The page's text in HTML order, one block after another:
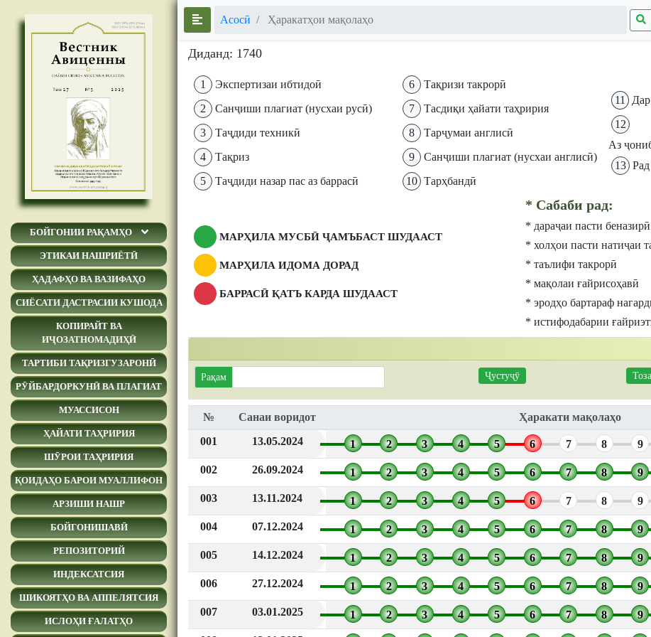
БОЙГОНИИ РАҚАМҲО
ЭТИКАИ НАШРИЁТӢ
ҲАДАФҲО ВА ВАЗИФАҲО
СИЁСАТИ ДАСТРАСИИ КУШОДА
КОПИРАЙТ ВА
ИҶОЗАТНОМАДИҲӢ
ТАРТИБИ ТАҚРИЗГУЗАРОНӢ
РӮЙБАРДОРКУНӢ ВА ПЛАГИАТ
МУАССИСОН
ҲАЙАТИ ТАҲРИРИЯ
ШӮРОИ ТАҲРИРИЯ
ҚОИДАҲО БАРОИ МУАЛЛИФОН
АРЗИШИ НАШР
БОЙГОНИШАВӢ
РЕПОЗИТОРИЙ
ИНДЕКСАТСИЯ
ШИКОЯТҲО ВА АППЕЛЯТСИЯ
ИСЛОҲИ ҒАЛАТҲО
Асосӣ Ҳаракатҳои мақолаҳо
Диданд: 1740
1
Экспертизаи ибтидоӣ
2
Санҷиши плагиат (нусхаи русӣ)
3
Таҷдиди техникӣ
4
Тақриз
5
Таҷдиди назар пас аз баррасӣ
6
Тақризи такрорӣ
7
Тасдиқи ҳайати таҳририя
8
Тарҷумаи англисӣ
9
Санҷиши плагиат (нусхаи англисӣ)
10 Тарҳбандӣ
11
12
Аз
13
МАРҲИЛА МУСБӢ ҶАМЪБАСТ ШУДААСТ
МАРҲИЛА ИДОМА ДОРАД
БАРРАСӢ ҚАТЪ КАРДА ШУДААСТ
* Сабаби рад:
* дараҷаи пасти беназирӣ
* холҳои пасти натиҷаи
* таълифи такрорӣ
* мақолаи ғайрисоҳавӣ
* эродҳо бартараф
* истифодабарии
Рақам
№ Санаи воридот
Ҳаракати мақолаҳо
001
13.05.2024
002 26.09.2024
003 13.11.2024
004 07.12.2024
005 14.12.2024
006 27.12.2024
007 03.01.2025